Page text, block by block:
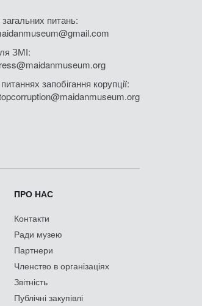
загальних питань:
ЗМІ:
запобігання корупції:
ПРО НАС
Контакти
Ради музею
Партнери
Членство в організаціях
Звітність
Публічні закупівлі